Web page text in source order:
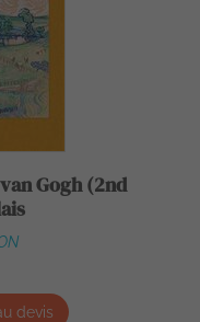
Gogh (2nd
devis